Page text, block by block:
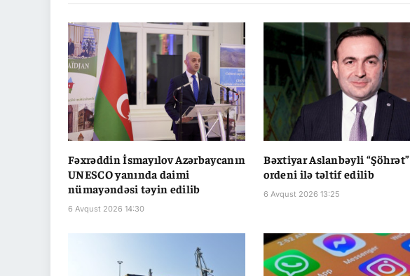
Fəxrəddin İsmayılov Azərbaycanın
UNESCO yanında daimi
nümayəndəsi təyin edilib
6 Avqust 2026 14:30
Bəxtiyar Aslanbəyli “Şöhrət”
ordeni ilə təltif edilib
6 Avqust 2026 13:25